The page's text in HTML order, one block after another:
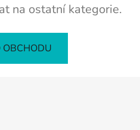
na ostatní kategorie.
OBCHODU